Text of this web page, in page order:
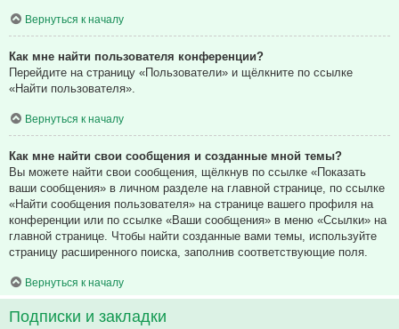
Вернуться к началу
Как мне найти пользователя конференции?
Перейдите на страницу «Пользователи» и щёлкните по ссылке
«Найти пользователя».
Вернуться к началу
Как мне найти свои сообщения и созданные мной темы?
Вы можете найти свои сообщения, щёлкнув по ссылке «Показать
ваши сообщения» в личном разделе на главной странице, по ссылке
«Найти сообщения пользователя» на странице вашего профиля на
конференции или по ссылке «Ваши сообщения» в меню «Ссылки» на
главной странице. Чтобы найти созданные вами темы, используйте
страницу расширенного поиска, заполнив соответствующие поля.
Вернуться к началу
Подписки и закладки